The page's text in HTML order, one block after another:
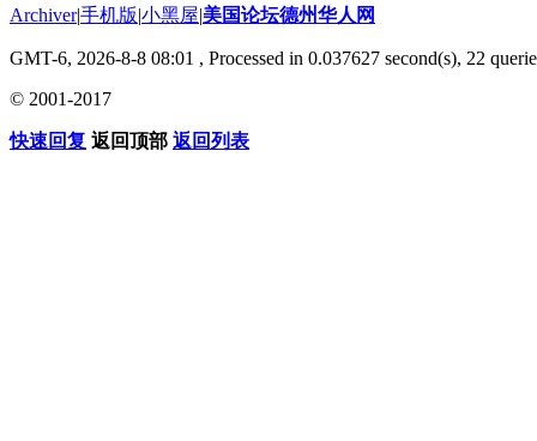
Archiver|手机版|小黑屋|美国论坛德州华人网
GMT-6, 2026-8-8 08:01 , Processed in 0.037627 second(s), 22
© 2001-2017
快速回复 返回顶部 返回列表